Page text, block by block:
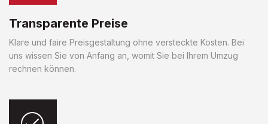
Transparente Preise
Klare und faire Preisgestaltung ohne versteckte Kosten. Bei
uns wissen Sie von Anfang an, womit Sie bei Ihrem Umzug
rechnen können.